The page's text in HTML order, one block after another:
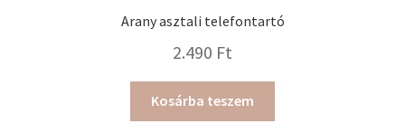
Arany asztali telefontartó
2.490 Ft
Kosárba teszem